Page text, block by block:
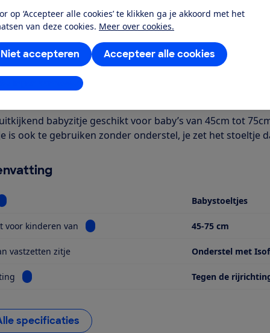
op ‘Accepteer alle cookies’ te klikken ga je akkoord met het
van deze cookies. Meer over cookies.
Accepteer alle cookies
Niet accepteren
aanpassen
dit product
babyzitje geschikt voor baby’s van 45cm tot
is ook te gebruiken zonder onderstel, je zet het stoeltje
informatie voor Soort Babystoeltjes
voor kinderen van Bekijk informatie voor Geschikt voor
45-75 cm
vastzetten zitje Onderstel met
Bekijk informatie voor Kijkrichting Tegen de
specificaties